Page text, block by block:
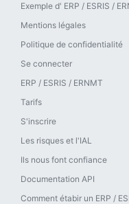
Exemple d' ERP / ESRIS /
Mentions légales
Politique de confidentialité
Se connecter
ERP / ESRIS / ERNMT
Tarifs
S'inscrire
Les risques et l'IAL
Ils nous font confiance
Documentation API
Comment étabir un ERP /